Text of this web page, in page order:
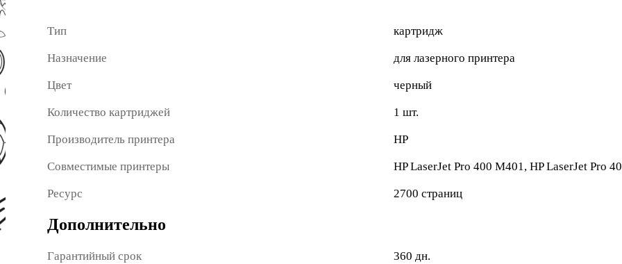
Тип картридж
Назначение для лазерного принтера
Цвет черный
Количество картриджей 1 шт.
Производитель принтера HP
Совместимые принтеры HP LaserJet Pro 400 M401, HP LaserJet Pro
Ресурс 2700 страниц
Дополнительно
Гарантийный срок 360 дн.